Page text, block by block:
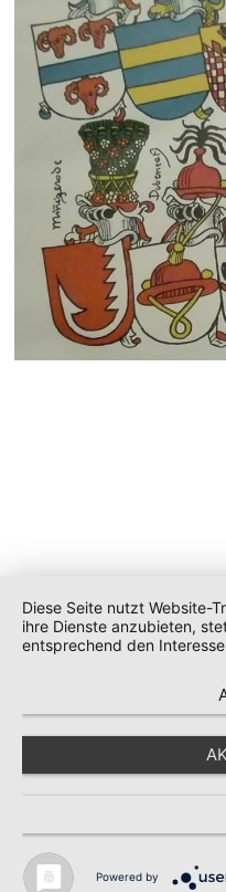
Diese Seite nutzt Website-
ihre Dienste anzubieten,
entsprechend den
Powered by